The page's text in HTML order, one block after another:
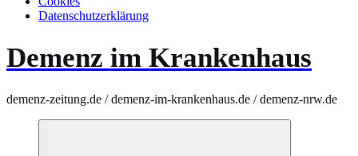
Datenschutzerklärung
Demenz im Krankenhaus
demenz-zeitung.de / demenz-im-krankenhaus.de / demenz-nrw.de